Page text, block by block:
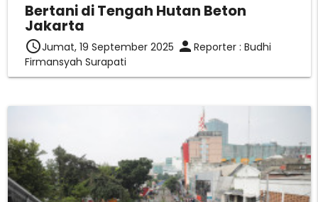
Bertani di Tengah Hutan Beton
Jakarta
access_timeJumat, 19 September 2025 person Reporter : Budhi
Firmansyah Surapati